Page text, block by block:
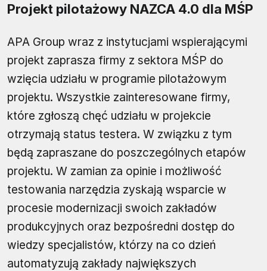
Projekt pilotażowy NAZCA 4.0 dla MŚP
APA Group wraz z instytucjami wspierającymi
projekt zaprasza firmy z sektora MŚP do
wzięcia udziału w programie pilotażowym
projektu. Wszystkie zainteresowane firmy,
które zgłoszą chęć udziału w projekcie
otrzymają status testera. W związku z tym
będą zapraszane do poszczególnych etapów
projektu. W zamian za opinie i możliwość
testowania narzędzia zyskają wsparcie w
procesie modernizacji swoich zakładów
produkcyjnych oraz bezpośredni dostęp do
wiedzy specjalistów, którzy na co dzień
automatyzują zakłady największych